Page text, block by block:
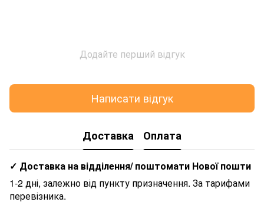
Додайте перший відгук
Написати відгук
Доставка Оплата
✓ Доставка на відділення/ поштомати Нової пошти
1-2 дні, залежно від пункту призначення. За тарифами
перевізника.